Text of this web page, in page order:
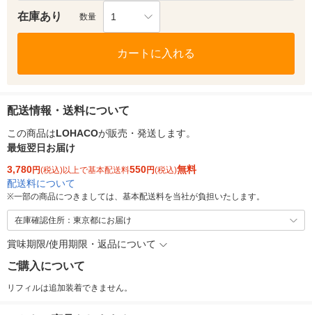
在庫あり 数量 1
カートに入れる
配送情報・送料について
この商品はLOHACOが販売・発送します。
最短翌日お届け
3,780円(税込)以上で基本配送料550円(税込)無料
配送料について
※一部の商品につきましては、基本配送料を当社が負担いたします。
在庫確認住所：東京都にお届け
賞味期限/使用期限・返品について
ご購入について
リフィルは追加装着できません。